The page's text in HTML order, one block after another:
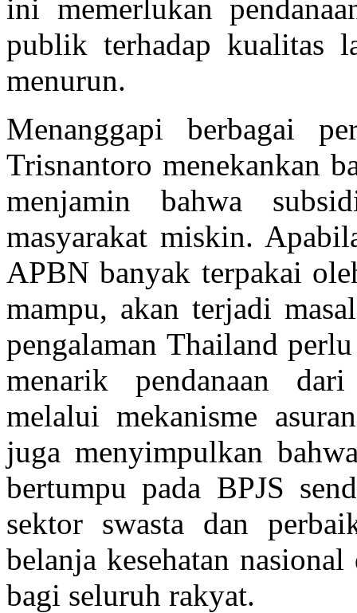
ini memerlukan
publik terhadap kualitas
menurun.
Menanggapi berbagai
Trisnantoro menekankan
menjamin bahwa
masyarakat miskin.
APBN banyak terpakai
mampu, akan terjadi
pengalaman Thailand
menarik pendanaan
melalui mekanisme
juga menyimpulkan
bertumpu pada BPJS
sektor swasta dan
belanja kesehatan
bagi seluruh rakyat.